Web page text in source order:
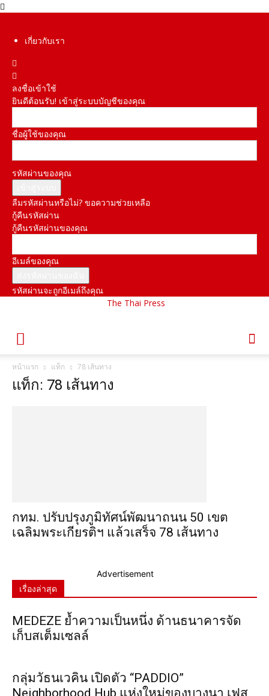
เกี่ยวกับเรา
ลงชื่อเข้าใช้
ยินดีต้อนรับ! เข้าสู่ระบบบัญชีของคุณ
ชื่อผู้ใช้ของคุณ
รหัสผ่านของคุณ
ลืมรหัสผ่านหรือไม่? ขอความช่วยเหลือ
กู้คืนรหัสผ่าน
กู้คืนรหัสผ่านของคุณ
อีเมล์ของคุณ
รหัสผ่านจะถูกอีเมล์ถึงคุณ
The Thai Press
หน้าแรก แท็ก 78 เส้นทาง
แท็ก: 78 เส้นทาง
กทม. ปรับปรุงภูมิทัศน์พัฒนาถนน 50 เขต
เฉลิมพระเกียรติฯ แล้วเสร็จ 78 เส้นทาง
Advertisement
เรื่องล่าสุด
MEDEZE ย้ำความเป็นหนึ่ง ด้านธนาคารจัด
เก็บสเต็มเซลล์
กลุ่มวัธนเวคิน เปิดตัว “PADDIO”
Neighborhood Hub แห่งใหม่ของบางนา เฟส